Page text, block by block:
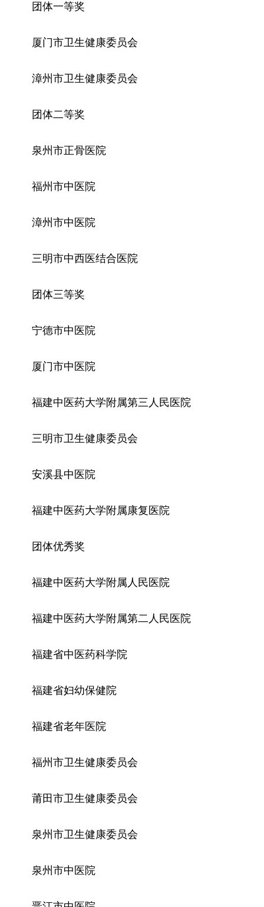
团体一等奖
厦门市卫生健康委员会
漳州市卫生健康委员会
团体二等奖
泉州市正骨医院
福州市中医院
漳州市中医院
三明市中西医结合医院
团体三等奖
宁德市中医院
厦门市中医院
福建中医药大学附属第三人民医院
三明市卫生健康委员会
安溪县中医院
福建中医药大学附属康复医院
团体优秀奖
福建中医药大学附属人民医院
福建中医药大学附属第二人民医院
福建省中医药科学院
福建省妇幼保健院
福建省老年医院
福州市卫生健康委员会
莆田市卫生健康委员会
泉州市卫生健康委员会
泉州市中医院